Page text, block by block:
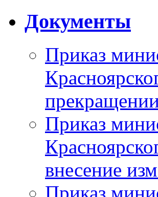
Документы
Приказ
Приказ
внесение
Приказ